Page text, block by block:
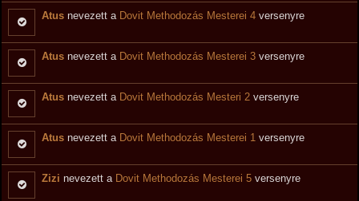
Atus nevezett a Dovit Methodozás Mesterei 4 versenyre
Atus nevezett a Dovit Methodozás Mesterei 3 versenyre
Atus nevezett a Dovit Methodozás Mesteri 2 versenyre
Atus nevezett a Dovit Methodozás Mesterei 1 versenyre
Zizi nevezett a Dovit Methodozás Mesterei 5 versenyre